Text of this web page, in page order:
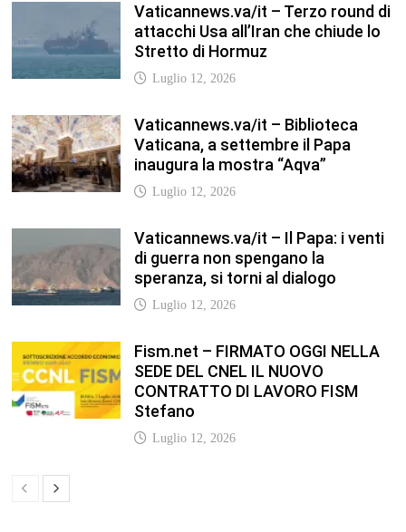
Vaticannews.va/it – Terzo round di
attacchi Usa all’Iran che chiude lo
Stretto di Hormuz
Luglio 12, 2026
Vaticannews.va/it – Biblioteca
Vaticana, a settembre il Papa
inaugura la mostra “Aqva”
Luglio 12, 2026
Vaticannews.va/it – Il Papa: i venti
di guerra non spengano la
speranza, si torni al dialogo
Luglio 12, 2026
Fism.net – FIRMATO OGGI NELLA
SEDE DEL CNEL IL NUOVO
CONTRATTO DI LAVORO FISM
Stefano
Luglio 12, 2026